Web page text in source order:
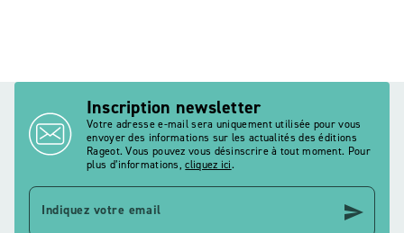
Inscription newsletter
Votre adresse e-mail sera uniquement utilisée pour vous
envoyer des informations sur les actualités des éditions
Rageot. Vous pouvez vous désinscrire à tout moment. Pour
plus d’informations,cliquez ici.
Indiquez votre email send